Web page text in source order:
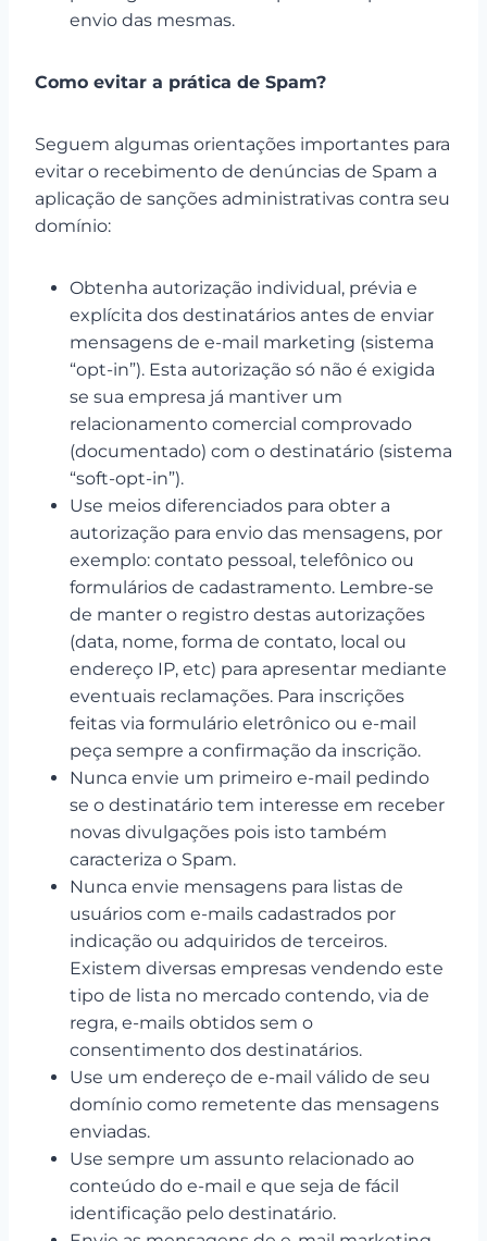
envio das mesmas.
Como evitar a prática de Spam?
Seguem algumas orientações importantes para
evitar o recebimento de denúncias de Spam a
aplicação de sanções administrativas contra seu
domínio:
Obtenha autorização individual, prévia e
explícita dos destinatários antes de enviar
mensagens de e-mail marketing (sistema
“opt-in”). Esta autorização só não é exigida
se sua empresa já mantiver um
relacionamento comercial comprovado
(documentado) com o destinatário (sistema
“soft-opt-in”).
Use meios diferenciados para obter a
autorização para envio das mensagens, por
exemplo: contato pessoal, telefônico ou
formulários de cadastramento. Lembre-se
de manter o registro destas autorizações
(data, nome, forma de contato, local ou
endereço IP, etc) para apresentar mediante
eventuais reclamações. Para inscrições
feitas via formulário eletrônico ou e-mail
peça sempre a confirmação da inscrição.
Nunca envie um primeiro e-mail pedindo
se o destinatário tem interesse em receber
novas divulgações pois isto também
caracteriza o Spam.
Nunca envie mensagens para listas de
usuários com e-mails cadastrados por
indicação ou adquiridos de terceiros.
Existem diversas empresas vendendo este
tipo de lista no mercado contendo, via de
regra, e-mails obtidos sem o
consentimento dos destinatários.
Use um endereço de e-mail válido de seu
domínio como remetente das mensagens
enviadas.
Use sempre um assunto relacionado ao
conteúdo do e-mail e que seja de fácil
identificação pelo destinatário.